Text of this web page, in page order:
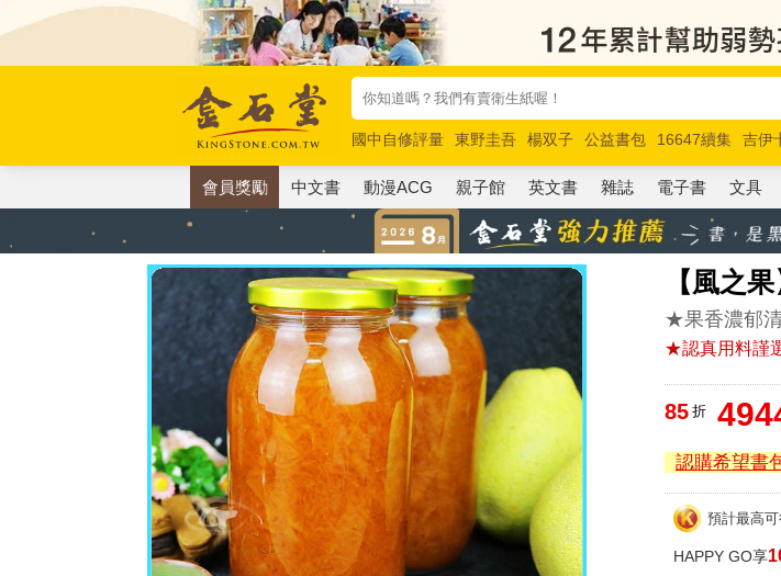
國中自修評量 東野圭吾 楊双子 公益書包 16647續集 吉伊
唯紅花綻放
奧德賽 路邊攤新作 馬斯克 玩具總動員5 超慢
會員獎勵 中文書 動漫ACG 親子館 英文書 雜誌 電子書 文具
【風之
★果香濃郁
★認真用料謹
85 折
認購希望書
預計最高
HAPPY GO享